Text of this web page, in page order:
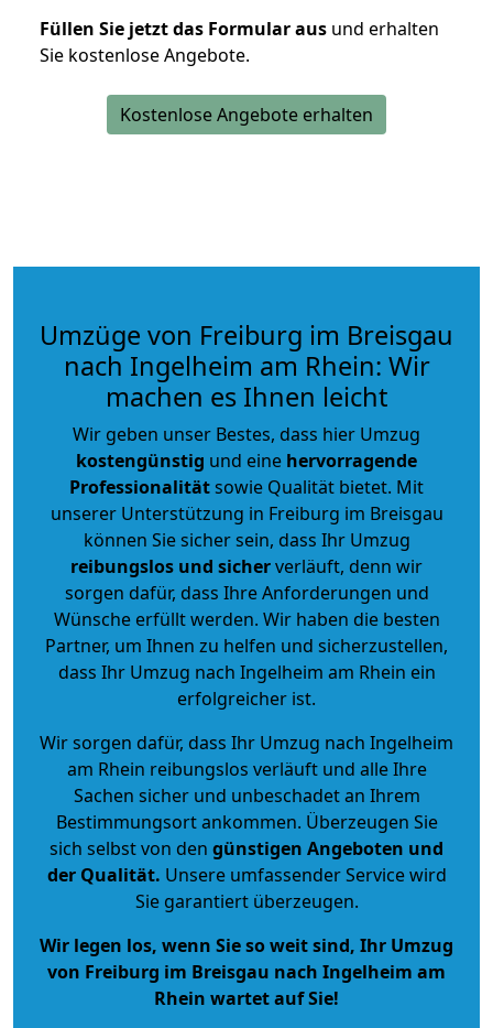
Füllen Sie jetzt das Formular aus und erhalten
Sie kostenlose Angebote.
Kostenlose Angebote erhalten
Umzüge von Freiburg im Breisgau
nach Ingelheim am Rhein: Wir
machen es Ihnen leicht
Wir geben unser Bestes, dass hier Umzug
kostengünstig und eine hervorragende
Professionalitätsowie Qualität bietet. Mit
unserer Unterstützung in Freiburg im Breisgau
können Sie sicher sein, dass Ihr Umzug
reibungslos und sicherverläuft, denn wir
sorgen dafür, dass Ihre Anforderungen und
Wünsche erfüllt werden. Wir haben die besten
Partner, um Ihnen zu helfen und sicherzustellen,
dass Ihr Umzug nach Ingelheim am Rhein ein
erfolgreicher ist.
Wir sorgen dafür, dass Ihr Umzug nach Ingelheim
am Rhein reibungslos verläuft und alle Ihre
Sachen sicher und unbeschadet an Ihrem
Bestimmungsort ankommen. Überzeugen Sie
sich selbst von den günstigen Angeboten und
der Qualität. Unsere umfassender Service wird
Sie garantiert überzeugen.
Wir legen los, wenn Sie so weit sind, Ihr Umzug
von Freiburg im Breisgau nach Ingelheim am
Rhein wartet auf Sie!